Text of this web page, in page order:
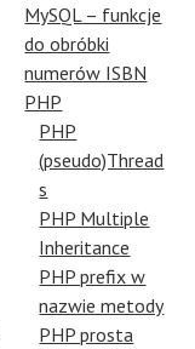
MySQL – funkcje
do obróbki
numerów ISBN
PHP
PHP
(pseudo)Thread
s
PHP Multiple
Inheritance
PHP prefix w
nazwie metody
PHP prosta